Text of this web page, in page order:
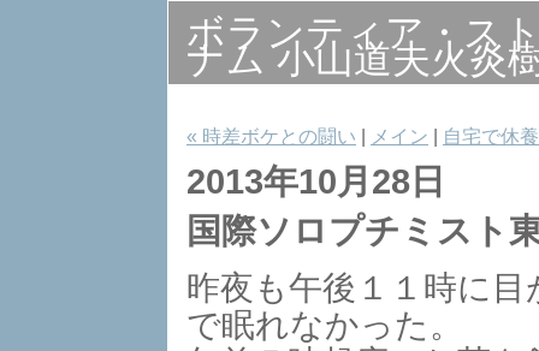
ボランティア・ス
ナム 小山道夫火炎
« 時差ボケとの闘い メイン 自宅で休
2013年10月28日
国際ソロプチミスト
昨夜も午後１１時に
で眠れなかった。